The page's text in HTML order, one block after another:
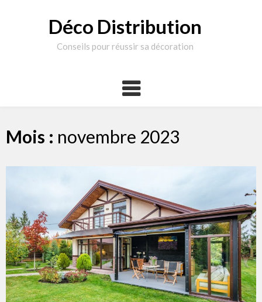
Déco Distribution
Conseils pour réussir sa décoration
Mois : novembre 2023